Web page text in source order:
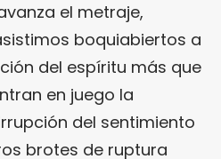
el metraje,
boquiabiertos a
del espíritu más que
en juego la
del sentimiento
brotes de ruptura